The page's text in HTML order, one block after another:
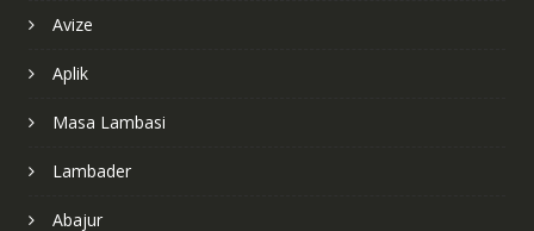
Avize
Aplik
Masa Lambasi
Lambader
Abajur